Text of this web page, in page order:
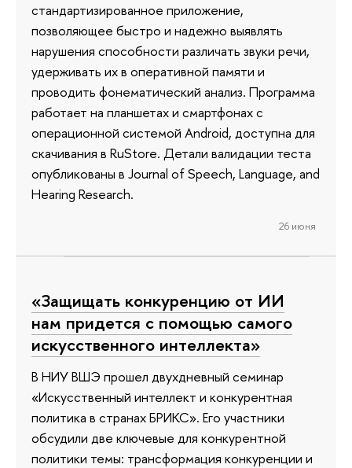
стандартизированное приложение,
позволяющее быстро и надежно выявлять
нарушения способности различать звуки речи,
удерживать их в оперативной памяти и
проводить фонематический анализ. Программа
работает на планшетах и смартфонах с
операционной системой Android, доступна для
скачивания в RuStore. Детали валидации теста
опубликованы в Journal of Speech, Language, and
Hearing Research.
26 июня
«Защищать конкуренцию от ИИ
нам придется с помощью самого
искусственного интеллекта»
В НИУ ВШЭ прошел двухдневный семинар
«Искусственный интеллект и конкурентная
политика в странах БРИКС». Его участники
обсудили две ключевые для конкурентной
политики темы: трансформация конкуренции и